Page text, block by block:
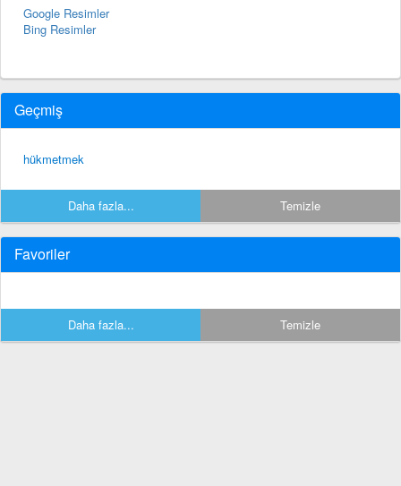
Google Resimler
Bing Resimler
Geçmiş
hükmetmek
Daha fazla... Temizle
Favoriler
Daha fazla... Temizle